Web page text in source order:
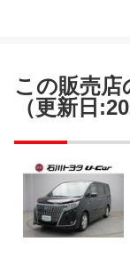
この販売店
（更新日